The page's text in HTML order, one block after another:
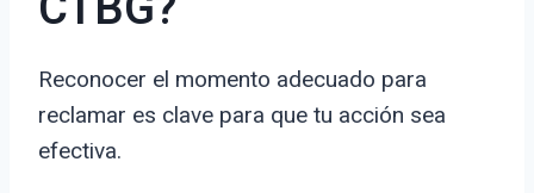
Reconocer el momento adecuado para
reclamar es clave para que tu acción sea
efectiva.